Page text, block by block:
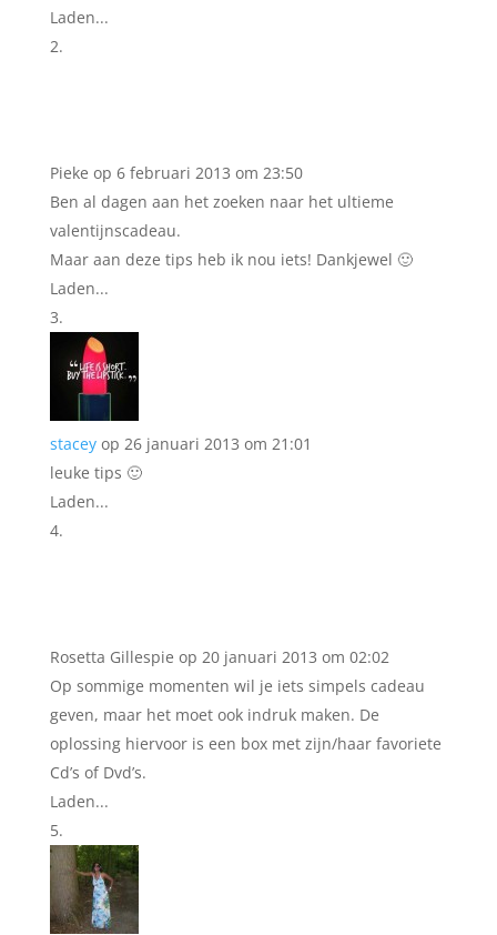
Laden...
Pieke op 6 februari 2013 om 23:50
Ben al dagen aan het zoeken naar het ultieme
valentijnscadeau.
Maar aan deze tips heb ik nou iets! Dankjewel 🙂
Laden...
stacey op 26 januari 2013 om 21:01
leuke tips 🙂
Laden...
Rosetta Gillespie op 20 januari 2013 om 02:02
Op sommige momenten wil je iets simpels cadeau
geven, maar het moet ook indruk maken. De
oplossing hiervoor is een box met zijn/haar favoriete
Cd’s of Dvd’s.
Laden...